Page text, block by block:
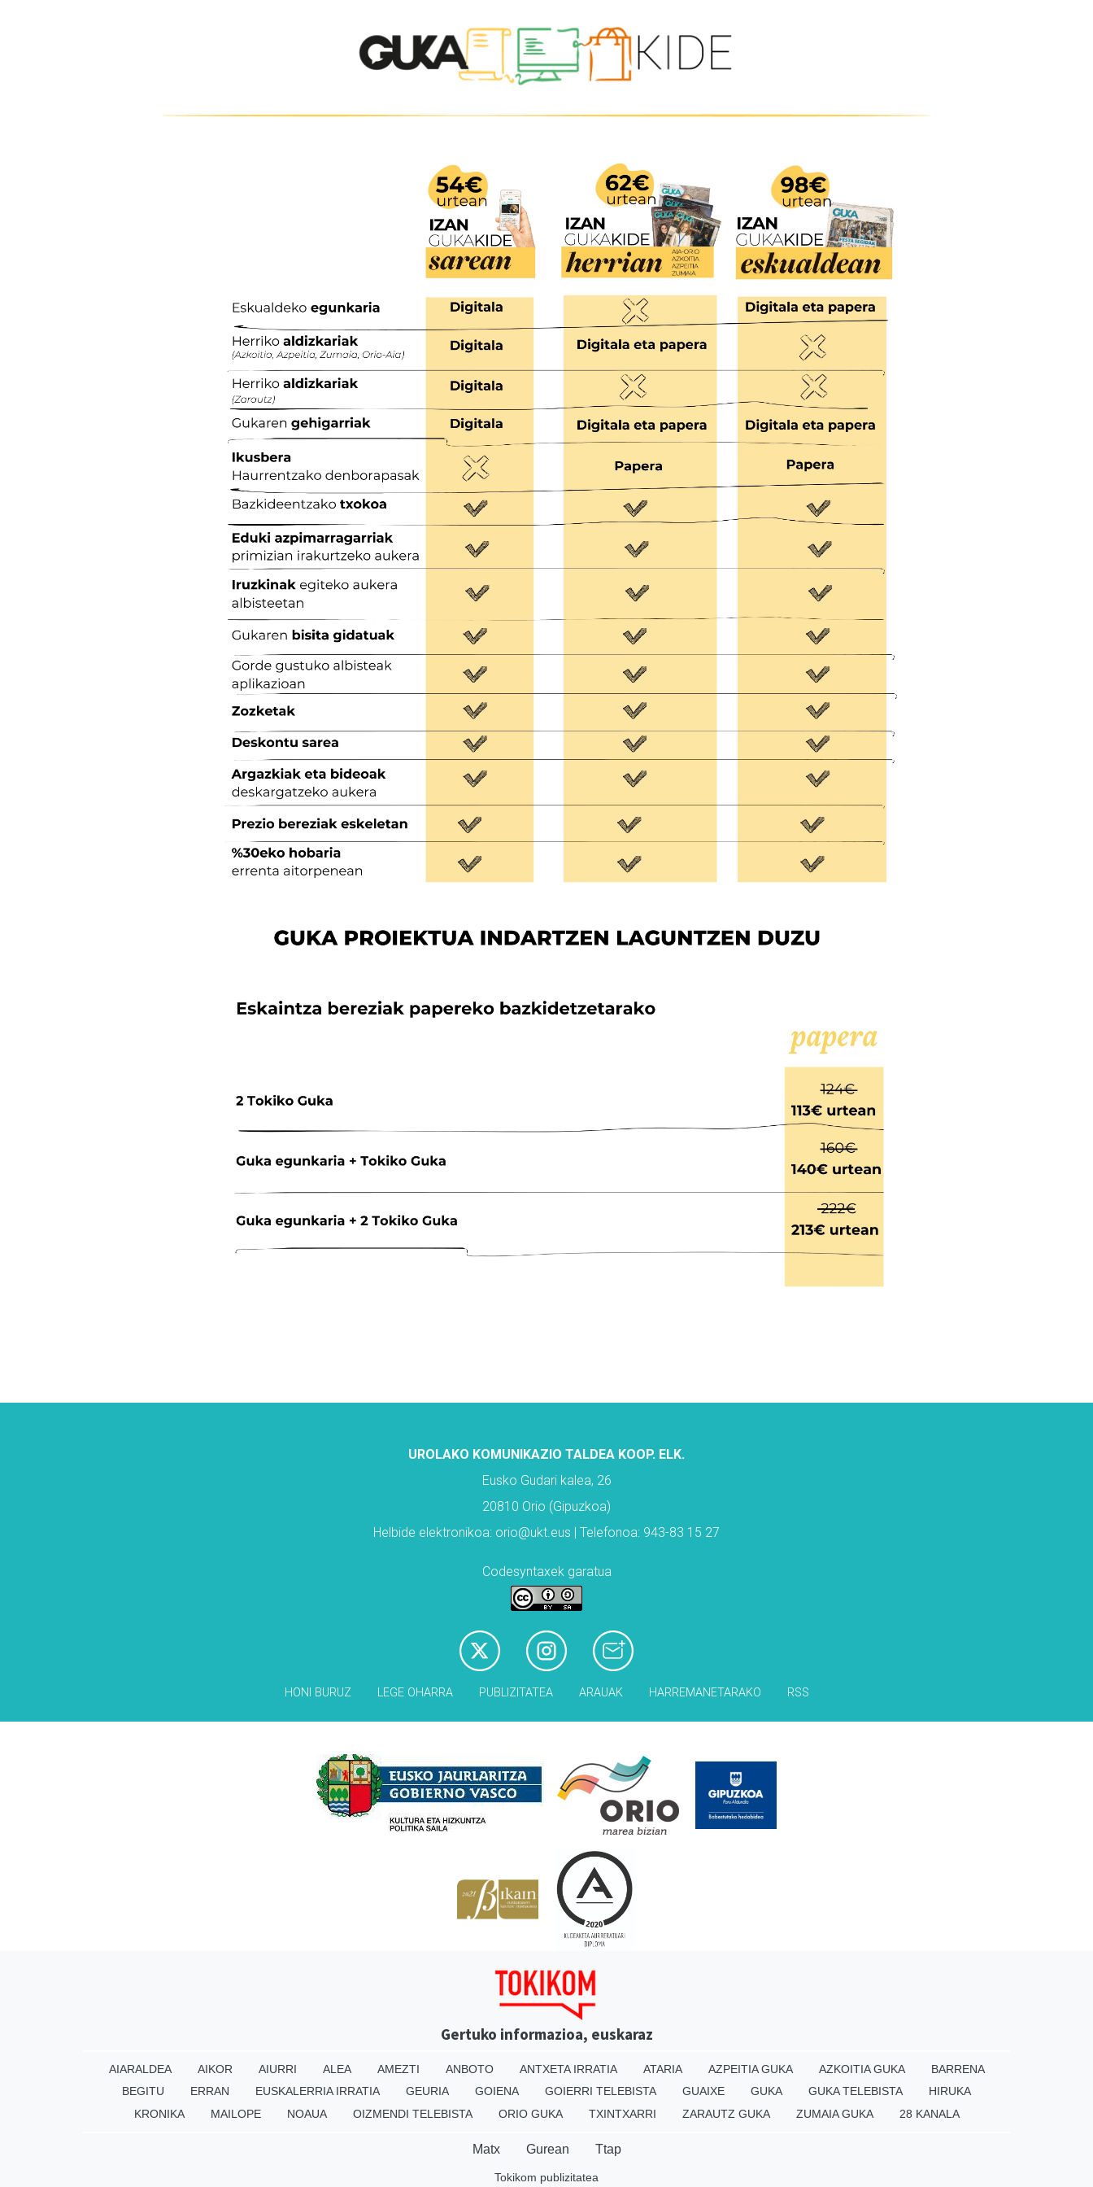
UROLAKO KOMUNIKAZIO TALDEA KOOP. ELK.
Eusko Gudari kalea, 26
20810 Orio (Gipuzkoa)
Helbide elektronikoa: orio@ukt.eus | Telefonoa: 943-83 15 27
Codesyntaxek garatua
HONI BURUZ LEGE OHARRA PUBLIZITATEA ARAUAK HARREMANETARAKO RSS
Gertuko informazioa, euskaraz
AIARALDEA AIKOR AIURRI ALEA AMEZTI ANBOTO ANTXETA IRRATIA ATARIA AZPEITIA GUKA AZKOITIA GUKA
BARRENA
BEGITU
ERRAN EUSKALERRIA IRRATIA GEURIA GOIENA GOIERRI TELEBISTA GUAIXE GUKA GUKA TELEBISTA
HIRUKA
KRONIKA
MAILOPE NOAUA OIZMENDI TELEBISTA ORIO GUKA TXINTXARRI ZARAUTZ GUKA ZUMAIA GUKA 28 KANALA
Matx Gurean Ttap
Tokikom publizitatea